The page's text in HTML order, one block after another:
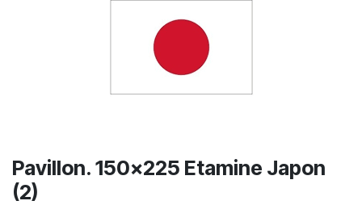
Pavillon. 150x225 Etamine Japon
(2)